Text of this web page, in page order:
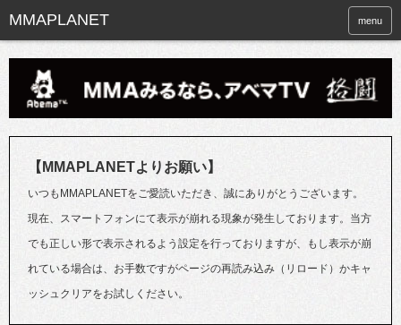
menu
【MMAPLANETよりお願い】
いつもMMAPLANETをご愛読いただき、誠にありがとうございます。
現在、スマートフォンにて表示が崩れる現象が発生しております。当方
でも正しい形で表示されるよう設定を行っておりますが、もし表示が崩
れている場合は、お手数ですがページの再読み込み（リロード）かキャ
ッシュクリアをお試しください。